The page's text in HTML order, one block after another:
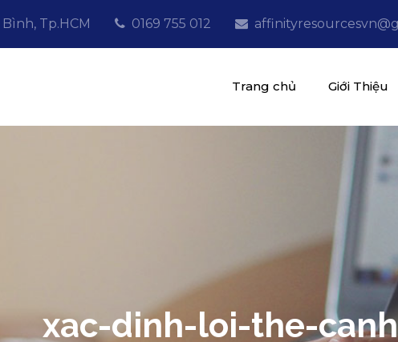
Tp.HCM 0169 755 012
Trang chủ Giới Thiệu
xac-dinh-loi-the-